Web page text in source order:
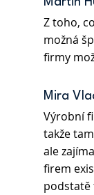
Z toho,
možná
firmy
Mira
Výrobní
takže
ale
firem
podstatě